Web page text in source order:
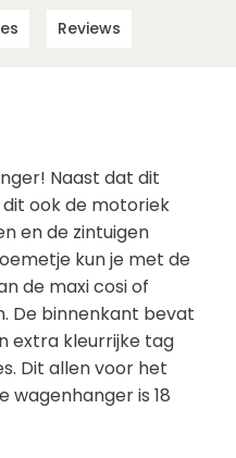
Reviews
Naast dat dit
ook de motoriek
en de zintuigen
kun je met de
de maxi cosi of
De binnenkant bevat
extra kleurrijke tag
Dit allen voor het
wagenhanger is 18